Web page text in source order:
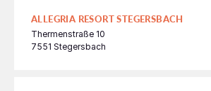
ALLEGRIA RESORT STEGERSBACH
Thermenstraße 10
7551 Stegersbach